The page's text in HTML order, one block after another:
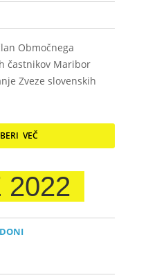
Območnega
častnikov Maribor
Zveze slovenskih
VEČ
2022